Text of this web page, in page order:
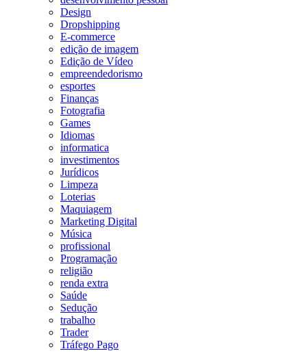
Design
Dropshipping
E-commerce
edição de imagem
Edição de Vídeo
empreendedorismo
esportes
Finanças
Fotografia
Games
Idiomas
informatica
investimentos
Jurídicos
Limpeza
Loterias
Maquiagem
Marketing Digital
Música
profissional
Programação
religião
renda extra
Saúde
Sedução
trabalho
Trader
Tráfego Pago